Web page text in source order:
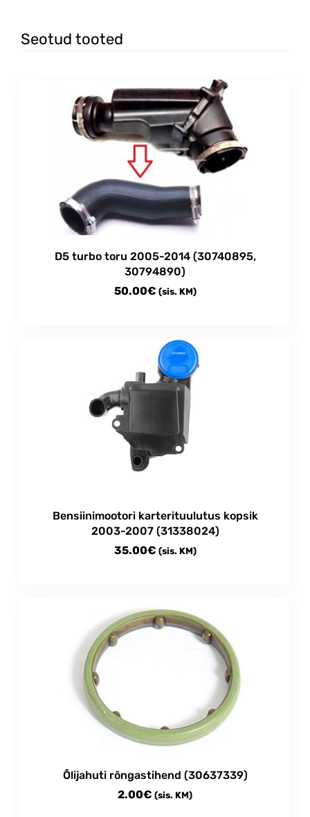
Seotud tooted
D5 turbo toru 2005-2014 (30740895,
30794890)
50.00€ (sis. KM)
Bensiinimootori karterituulutus kopsik
2003-2007 (31338024)
35.00€ (sis. KM)
Õlijahuti rõngastihend (30637339)
2.00€ (sis. KM)